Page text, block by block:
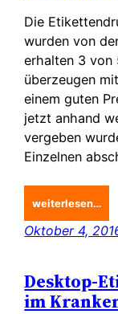
Die
wurden von
erhalten 3 von
überzeugen
einem guten
jetzt anhand
vergeben
Einzelnen
weiterlesen…
Oktober 4,
Desktop-
im